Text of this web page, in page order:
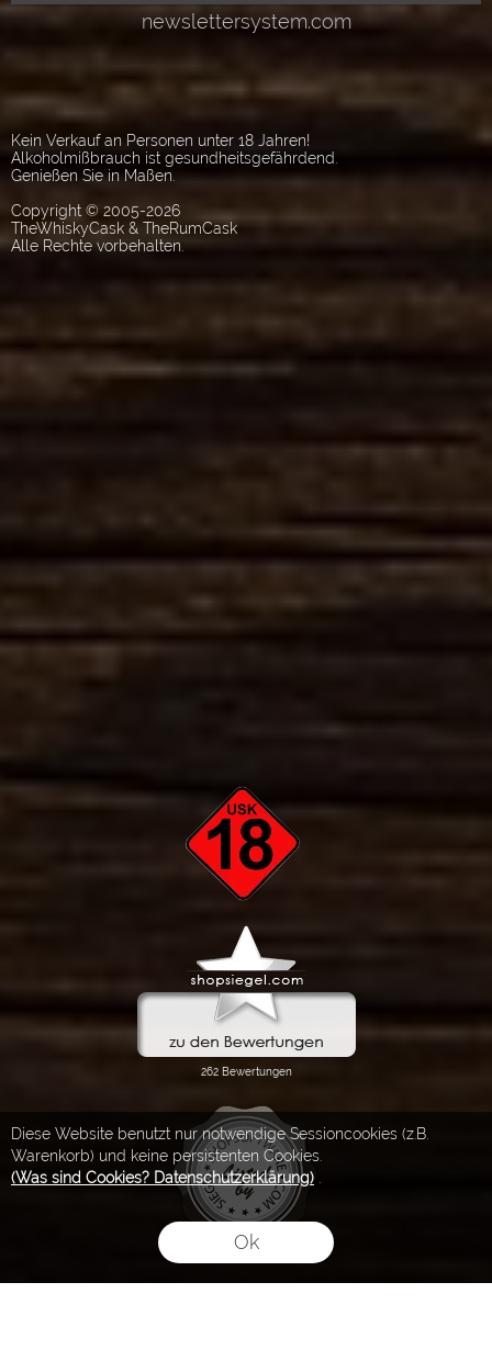
Diese Website benutzt nur notwendige Sessioncookies (z.B.
Warenkorb) und keine persistenten Cookies.
(Was sind Cookies? Datenschutzerklärung)
Ok
Kein Verkauf an Personen unter 18 Jahren!
Alkoholmißbrauch ist gesundheitsgefährdend.
Genießen Sie in Maßen.
Copyright © 2005-2026
TheWhiskyCask & TheRumCask
Alle Rechte vorbehalten.